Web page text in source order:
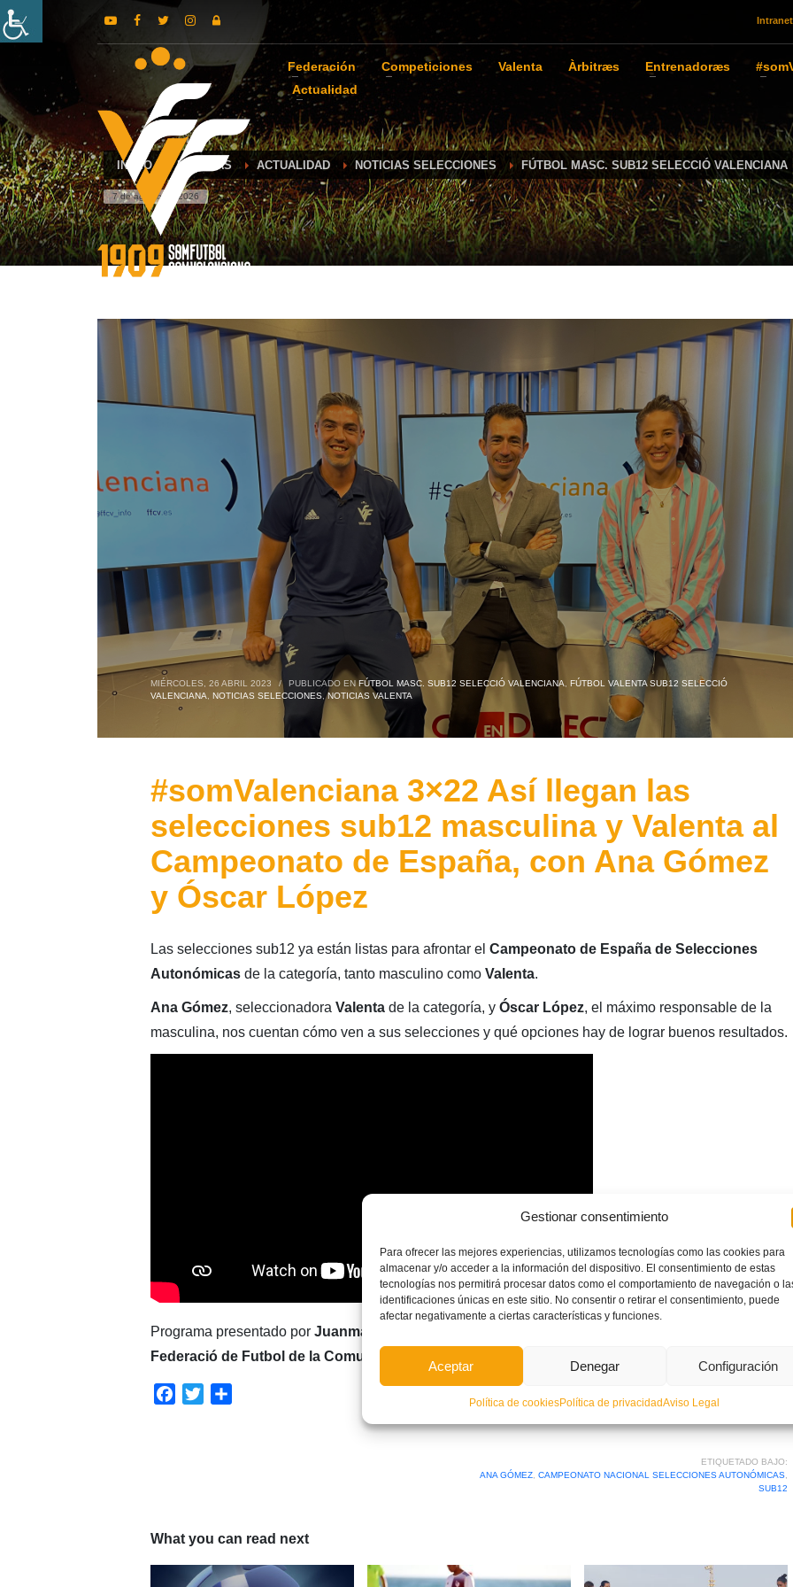
Gestionar consentimiento
Para ofrecer las mejores experiencias, utilizamos tecnologías como las cookies para
almacenar y/o acceder a la información del dispositivo. El consentimiento de estas
tecnologías nos permitirá procesar datos como el comportamiento de navegación o
identificaciones únicas en este sitio. No consentir o retirar el consentimiento, puede
afectar negativamente a ciertas características y funciones.
Aceptar Denegar Configuración
Política de cookiesPolítica de privacidadAviso Legal
Intranet
Federación Competiciones Valenta Àrbitræs Entrenadoræs
Actualidad
INICIO NOTICIAS ACTUALIDAD NOTICIAS SELECCIONES FÚTBOL MASC. SUB12 SELECCIÓ VALENCIANA
7 de agosto de 2026
MIÉRCOLES, 26 ABRIL 2023 / PUBLICADO ENFÚTBOL MASC. SUB12 SELECCIÓ VALENCIANA
FÚTBOL VALENTA SUB12 SELECCIÓ
VALENCIANA
NOTICIAS SELECCIONES,NOTICIAS VALENTA
#somValenciana 3×22 Así llegan las
selecciones sub12 masculina y Valenta al
Campeonato de España, con Ana Gómez
y Óscar López
Las selecciones sub12 ya están listas para afrontar el Campeonato de España de Selecciones
Autonómicasde la categoría, tanto masculino como Valenta.
Ana Gómez, seleccionadora Valentade la categoría, yÓscar López, el máximo responsable de la
masculina, nos cuentan cómo ven a sus selecciones y qué opciones hay de lograr buenos resultados.
Programa presentado por Juanma Romero
Federació de Futbol de la Comunitat Valenciana
Facebook
Twitter
ETIQUETADO BAJO:
ANA GÓMEZ, CAMPEONATO NACIONAL SELECCIONES AUTONÓMICAS,
SUB12
What you can read next